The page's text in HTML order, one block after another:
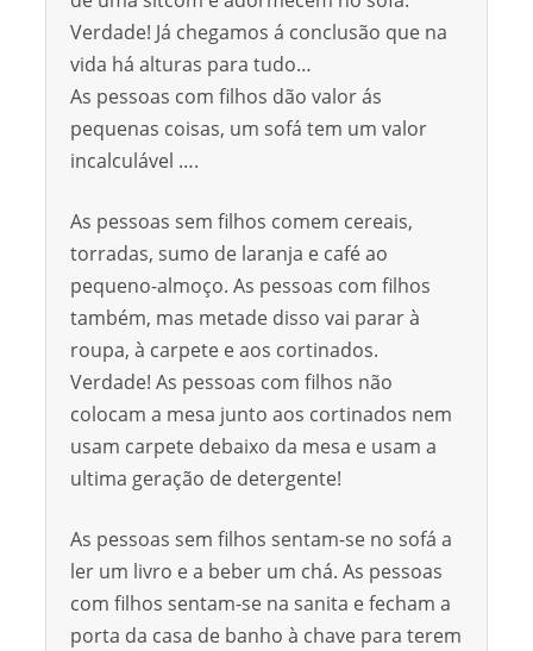
Verdade! Já chegamos á conclusão que na
vida há alturas para tudo…
As pessoas com filhos dão valor ás
pequenas coisas, um sofá tem um valor
incalculável ….
As pessoas sem filhos comem cereais,
torradas, sumo de laranja e café ao
pequeno-almoço. As pessoas com filhos
também, mas metade disso vai parar à
roupa, à carpete e aos cortinados.
Verdade! As pessoas com filhos não
colocam a mesa junto aos cortinados nem
usam carpete debaixo da mesa e usam a
ultima geração de detergente!
As pessoas sem filhos sentam-se no sofá a
ler um livro e a beber um chá. As pessoas
com filhos sentam-se na sanita e fecham a
porta da casa de banho à chave para terem